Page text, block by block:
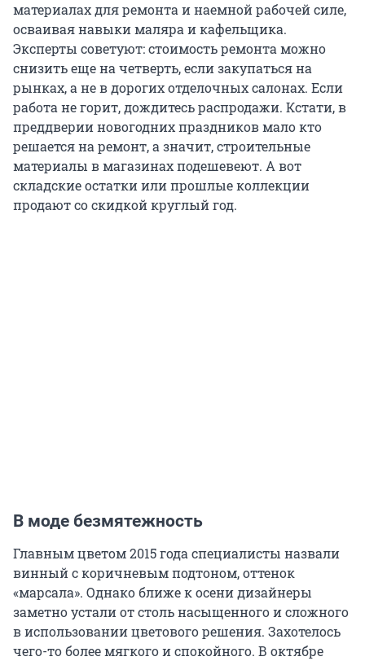
материалах для ремонта и наемной рабочей силе,
осваивая навыки маляра и кафельщика.
Эксперты советуют: стоимость ремонта можно
снизить еще на четверть, если закупаться на
рынках, а не в дорогих отделочных салонах. Если
работа не горит, дождитесь распродажи. Кстати, в
преддверии новогодних праздников мало кто
решается на ремонт, а значит, строительные
материалы в магазинах подешевеют. А вот
складские остатки или прошлые коллекции
продают со скидкой круглый год.
В моде безмятежность
Главным цветом 2015 года специалисты назвали
винный с коричневым подтоном, оттенок
«марсала». Однако ближе к осени дизайнеры
заметно устали от столь насыщенного и сложного
в использовании цветового решения. Захотелось
чего-то более мягкого и спокойного. В октябре